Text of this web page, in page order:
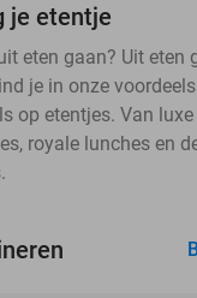
je etentje
eten gaan? Uit eten
je in onze
op etentjes. Van
royale lunches en